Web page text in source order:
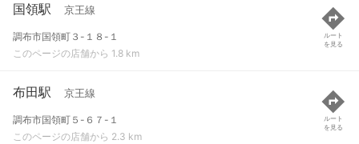
国領駅 京王線
調布市国領町３-１８-１
このページの店舗から 1.8 km
ルート
を見る
布田駅 京王線
調布市国領町５-６７-１
このページの店舗から 2.3 km
ルート
を見る